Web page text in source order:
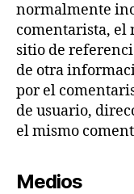
normalmente
comentarista, el
sitio de
de otra
por el
de usuario,
el mismo
Medios